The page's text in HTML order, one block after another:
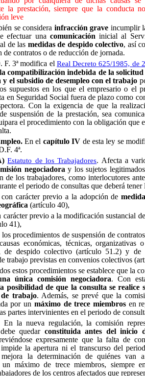
la prestación, siempre que la conducta
leve
se considera infracción grave incumplir
efectuar una comunicacióninicial al
de las medidas de despido colectivo, así
de contratos o de reducción de jornada.
F. 3ª modifica el Real Decreto 625/1985, de
compatibilización indebida de la solicitud
y el subsidio de desempleo con el trabajo
supuestos en los que el empresario o el
en Seguridad Social fuera de plazo como
Con la exigencia de que la
suspensión de la prestación, sea
el procedimiento con la obligación que
En el capítulo IV de esta ley se
4ª.
Estatuto de los Trabajadores. Afecta a
negociadoray los sujetos
de los trabajadores, como interlocutores
el periodo de consultas que deberá tener
carácter previo a la adopción de
(artículo 40),
carácter previo a la modificación sustancial
41),
los procedimientos de suspensión de
económicas, técnicas, organizativas
de despido colectivo (artículo 51.2) y de
trabajo previstas en convenios colectivos
estos procedimientos se establece que la
única comisión negociadora. Con
posibilidad de que la consulta se realice
trabajo. Además, se prevé que la
por un máximo de trece miembrosen
partes intervinientes en el periodo de
En la nueva regulación, la comisión
quedar constituida antes del inicio
expresamente que la falta de
la apertura ni el transcurso del
la determinación de quiénes van
máximo de trece miembros, siempre
de los centros afectados que